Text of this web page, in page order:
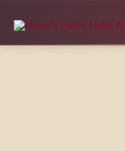
Inhalt
springen